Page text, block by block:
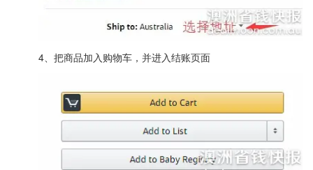
4、把商品加入购物车，并进入结账页面